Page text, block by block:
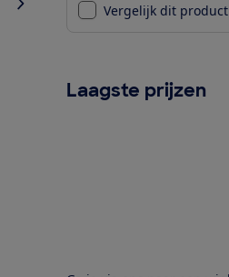
Vergelijk dit product
Laagste prijzen